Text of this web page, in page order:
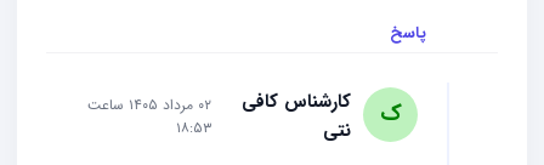
پاسخ
ک
کارشناس کافی
نتی
۰۲ مرداد ۱۴۰۵ ساعت
۱۸:۵۳